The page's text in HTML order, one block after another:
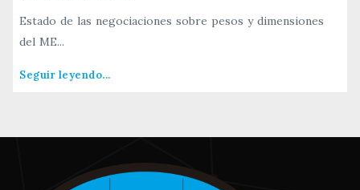
Estado de las negociaciones sobre pesos y dimensiones
del ME...
Seguir leyendo...